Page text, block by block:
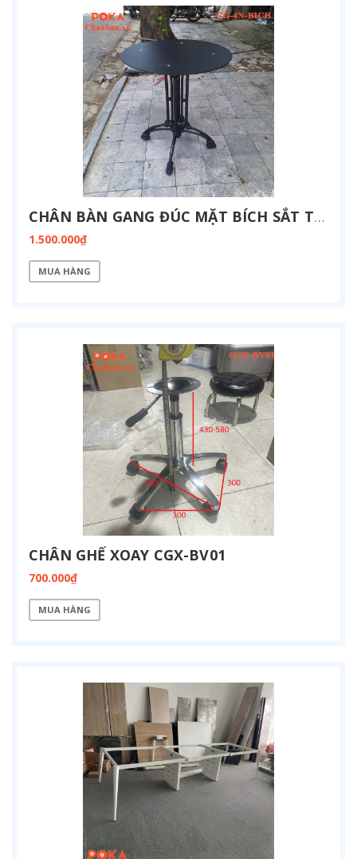
CHÂN BÀN GANG ĐÚC MẶT BÍCH SẮT TRÒN CG-4N-BICH
1.500.000₫
MUA HÀNG
CHÂN GHẾ XOAY CGX-BV01
700.000₫
MUA HÀNG